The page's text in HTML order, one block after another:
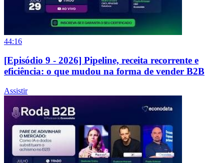
44:16
[Episódio 9 - 2026] Pipeline, receita recorrente e
eficiência: o que mudou na forma de vender B2B
Assistir